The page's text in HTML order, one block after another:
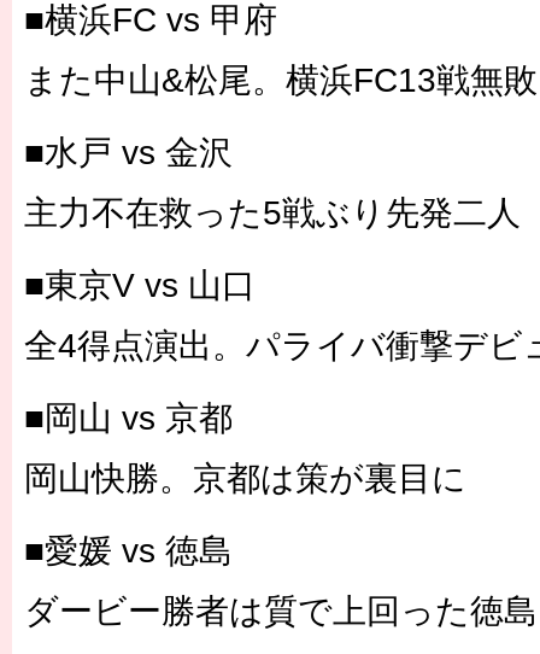
■横浜FC vs 甲府
また中山&松尾。横浜FC13戦無敗
■水戸 vs 金沢
主力不在救った5戦ぶり先発二人
■東京V vs 山口
全4得点演出。パライバ衝撃デビ
■岡山 vs 京都
岡山快勝。京都は策が裏目に
■愛媛 vs 徳島
ダービー勝者は質で上回った徳島